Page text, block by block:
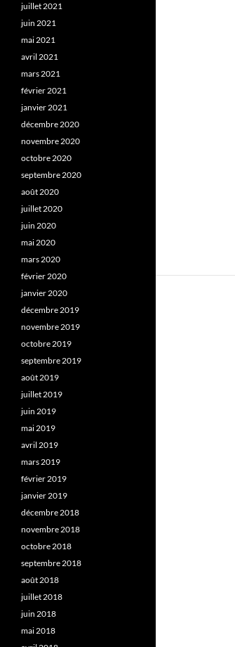
juillet 2021
juin 2021
mai 2021
avril 2021
mars 2021
février 2021
janvier 2021
décembre 2020
novembre 2020
octobre 2020
septembre 2020
août 2020
juillet 2020
juin 2020
mai 2020
mars 2020
février 2020
janvier 2020
décembre 2019
novembre 2019
octobre 2019
septembre 2019
août 2019
juillet 2019
juin 2019
mai 2019
avril 2019
mars 2019
février 2019
janvier 2019
décembre 2018
novembre 2018
octobre 2018
septembre 2018
août 2018
juillet 2018
juin 2018
mai 2018